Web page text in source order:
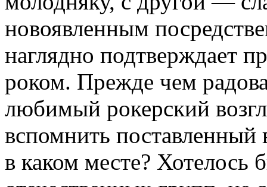
новоявленным
наглядно подтверждает
роком. Прежде чем
любимый рокерский
вспомнить поставленный
в каком месте? Хотелось